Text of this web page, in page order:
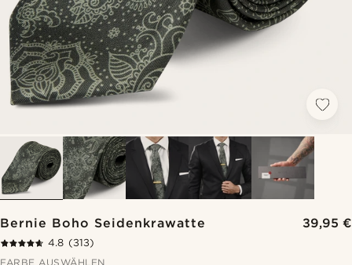
Bernie Boho Seidenkrawatte 39,95 €
4.8 (313)
FARBE AUSWÄHLEN